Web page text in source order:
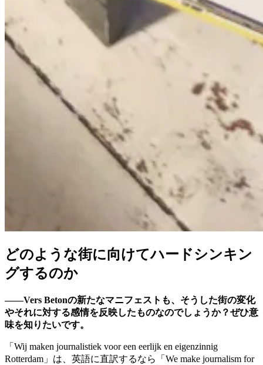
どのような街に向けてハードシンキン
グするのか
——Vers Betonの新たなマニフェスト​も、そうした街の変化
やそれに対する感情を反映したものなのでしょうか？ぜひ意
味を知りたいです。
「Wij maken journalistiek voor een eerlijk en eigenzinnig
Rotterdam」は、英語に直訳するなら「We make journalism for